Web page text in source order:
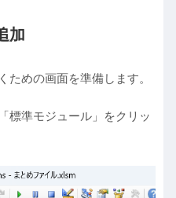
加
ための画面を準備します。
標準モジュール」をクリッ